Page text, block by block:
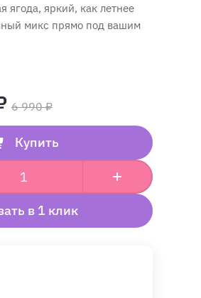
ягода, яркий, как летнее
микс прямо под вашим
6 990 ₽
Купить
в 1 клик